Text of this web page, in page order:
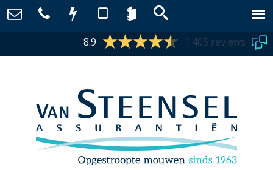
8.9 1.405 reviews